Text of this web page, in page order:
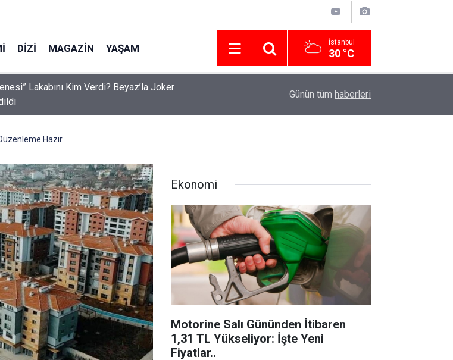
DIZI MAGAZIN YAŞAM İstanbul
30 °C
Lakabını Kim Verdi? Beyaz’la Joker
Günün tüm haberleri
Hazır
Ekonomi
Motorine Salı Gününden İtibaren
1,31 TL Yükseliyor: İşte Yeni
Fiyatlar..